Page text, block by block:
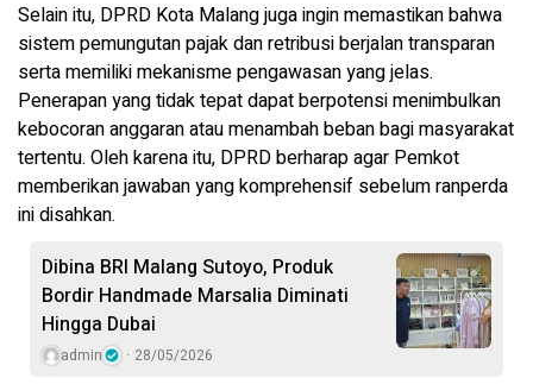
Selain itu, DPRD Kota Malang juga ingin memastikan bahwa
sistem pemungutan pajak dan retribusi berjalan transparan
serta memiliki mekanisme pengawasan yang jelas.
Penerapan yang tidak tepat dapat berpotensi menimbulkan
kebocoran anggaran atau menambah beban bagi masyarakat
tertentu. Oleh karena itu, DPRD berharap agar Pemkot
memberikan jawaban yang komprehensif sebelum ranperda
ini disahkan.
Dibina BRI Malang Sutoyo, Produk
Bordir Handmade Marsalia Diminati
Hingga Dubai
admin 28/05/2026